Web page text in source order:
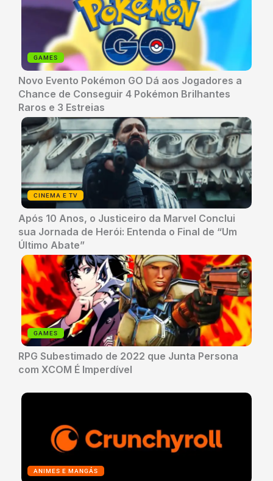
GAMES
Novo Evento Pokémon GO Dá aos Jogadores a
Chance de Conseguir 4 Pokémon Brilhantes
Raros e 3 Estreias
CINEMA E TV
Após 10 Anos, o Justiceiro da Marvel Conclui
sua Jornada de Herói: Entenda o Final de “Um
Último Abate”
GAMES
RPG Subestimado de 2022 que Junta Persona
com XCOM É Imperdível
ANIMES E MANGÁS